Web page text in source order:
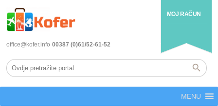
MOJ RAČUN
office@kofer.info 00387 (0)61/52-61-52
MENU